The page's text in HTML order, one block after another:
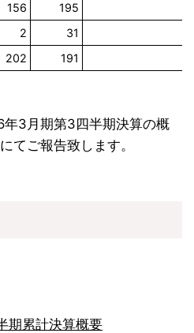
156
195
2
31
202
191
年3月期第3四半期決算の概
てご報告致します。
期累計決算概要